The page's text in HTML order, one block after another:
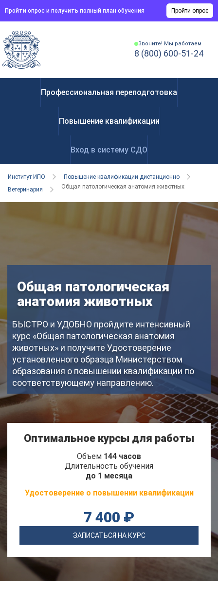
Пройти опрос и получить полный план обучения Пройти опрос
Звоните! Мы работаем
8 (800) 600-51-24
Профессиональная переподготовка
Повышение квалификации
Вход в систему СДО
Институт ИПО
Повышение квалификации дистанционно
Ветеринария
Общая патологическая анатомия животных
Общая патологическая
анатомия животных
БЫСТРО и УДОБНО пройдите интенсивный
курс «Общая патологическая анатомия
животных» и получите Удостоверение
установленного образца Министерством
образования о повышении квалификации по
соответствующему направлению.
Оптимальное курсы для работы
Объем 144 часов
Длительность обучения
до 1 месяца
Удостоверение о повышении квалификации
7 400 ₽
ЗАПИСАТЬСЯ НА КУРС